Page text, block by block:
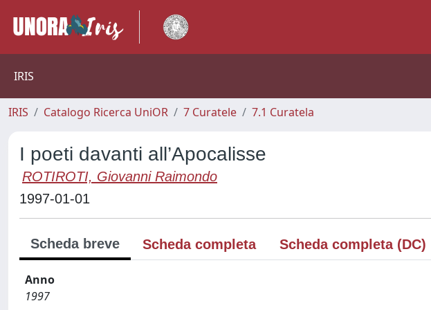
IRIS
IRIS Catalogo Ricerca UniOR 7 Curatele 7.1 Curatela
I poeti davanti all’Apocalisse
ROTIROTI, Giovanni Raimondo
1997-01-01
Scheda breve Scheda completa Scheda completa (DC)
Anno
1997